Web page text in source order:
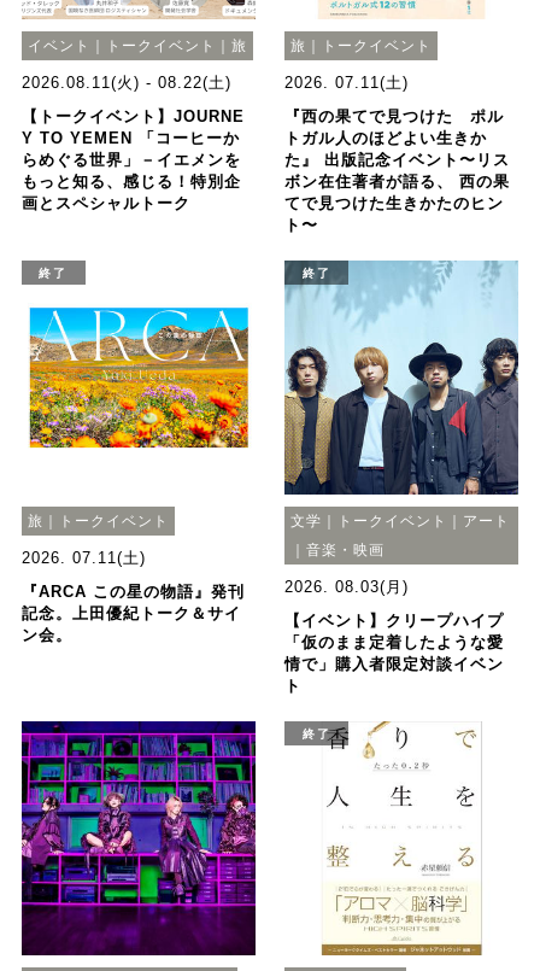
イベント｜トークイベント｜旅
2026.08.11(火) - 08.22(土)
【トークイベント】JOURNE
Y TO YEMEN 「コーヒーか
らめぐる世界」－イエメンを
もっと知る、感じる！特別企
画とスペシャルトーク
旅｜トークイベント
2026. 07.11(土)
『西の果てで見つけた ポル
トガル人のほどよい生きか
た』 出版記念イベント〜リス
ボン在住著者が語る、 西の果
てで見つけた生きかたのヒン
ト〜
終了
旅｜トークイベント
2026. 07.11(土)
『ARCA この星の物語』発刊
記念。上田優紀トーク＆サイ
ン会。
終了
文学｜トークイベント｜アート
｜音楽・映画
2026. 08.03(月)
【イベント】クリープハイプ
「仮のまま定着したような愛
情で」購入者限定対談イベン
ト
終了